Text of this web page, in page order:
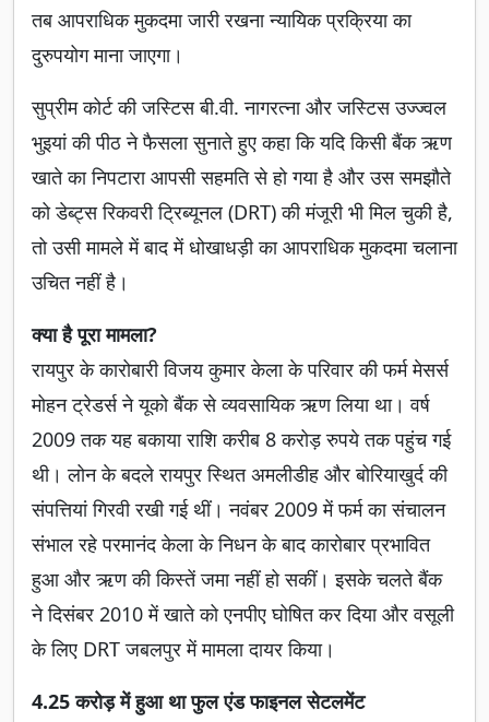
तब आपराधिक मुकदमा जारी रखना न्यायिक प्रक्रिया का
दुरुपयोग माना जाएगा।
सुप्रीम कोर्ट की जस्टिस बी.वी. नागरत्ना और जस्टिस उज्ज्वल
भुइयां की पीठ ने फैसला सुनाते हुए कहा कि यदि किसी बैंक ऋण
खाते का निपटारा आपसी सहमति से हो गया है और उस समझौते
को डेब्ट्स रिकवरी ट्रिब्यूनल (DRT) की मंजूरी भी मिल चुकी है,
तो उसी मामले में बाद में धोखाधड़ी का आपराधिक मुकदमा चलाना
उचित नहीं है।
क्या है पूरा मामला?
रायपुर के कारोबारी विजय कुमार केला के परिवार की फर्म मेसर्स
मोहन ट्रेडर्स ने यूको बैंक से व्यवसायिक ऋण लिया था। वर्ष
2009 तक यह बकाया राशि करीब 8 करोड़ रुपये तक पहुंच गई
थी। लोन के बदले रायपुर स्थित अमलीडीह और बोरियाखुर्द की
संपत्तियां गिरवी रखी गई थीं। नवंबर 2009 में फर्म का संचालन
संभाल रहे परमानंद केला के निधन के बाद कारोबार प्रभावित
हुआ और ऋण की किस्तें जमा नहीं हो सकीं। इसके चलते बैंक
ने दिसंबर 2010 में खाते को एनपीए घोषित कर दिया और वसूली
के लिए DRT जबलपुर में मामला दायर किया।
4.25 करोड़ में हुआ था फुल एंड फाइनल सेटलमेंट